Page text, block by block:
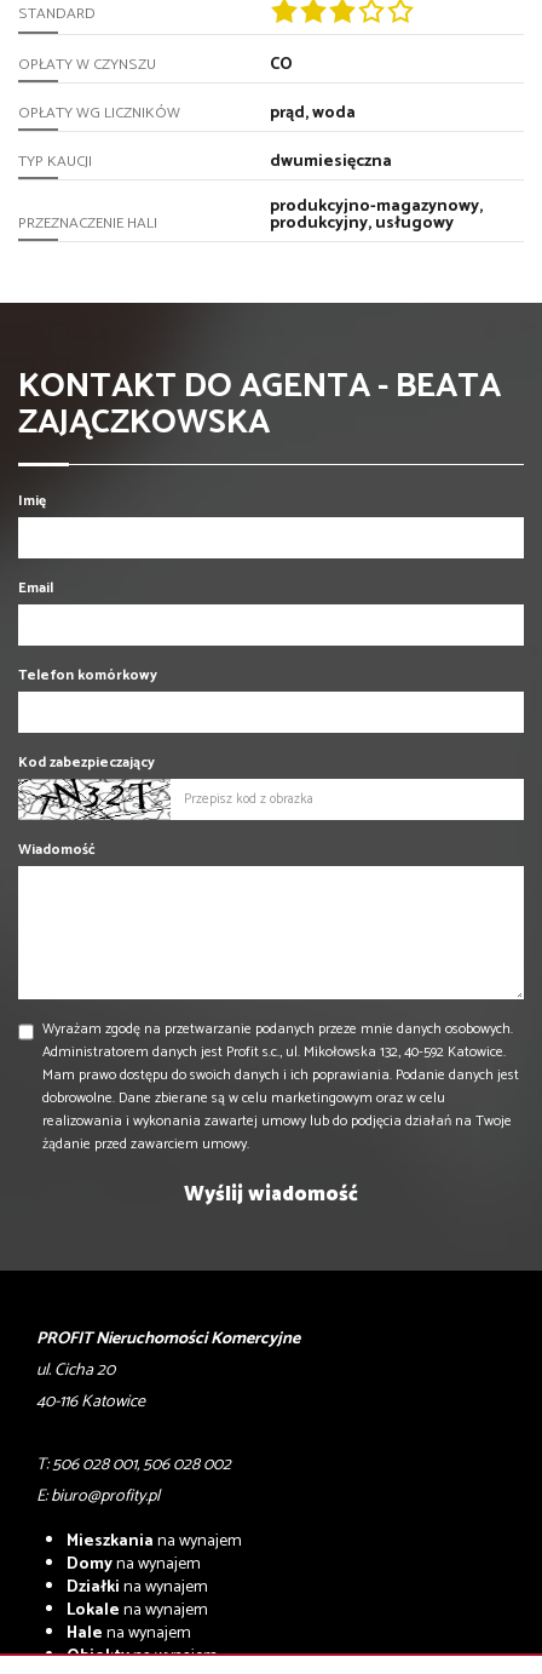
STANDARD
OPŁATY W CZYNSZU CO
OPŁATY WG LICZNIKÓW prąd, woda
TYP KAUCJI dwumiesięczna
PRZEZNACZENIE HALI
produkcyjno-magazynowy,
produkcyjny, usługowy
KONTAKT DO AGENTA - BEATA
ZAJĄCZKOWSKA
Imię
Email
Telefon komórkowy
Kod zabezpieczający
Wiadomość
Wyrażam zgodę na przetwarzanie podanych przeze mnie danych osobowych.
Administratorem danych jest Profit s.c., ul. Mikołowska 132, 40-592 Katowice.
Mam prawo dostępu do swoich danych i ich poprawiania. Podanie danych jest
dobrowolne. Dane zbierane są w celu marketingowym oraz w celu
realizowania i wykonania zawartej umowy lub do podjęcia działań na Twoje
żądanie przed zawarciem umowy.
PROFIT Nieruchomości Komercyjne
ul. Cicha 20
40-116 Katowice
T: 506 028 001, 506 028 002
E:biuro@profity.pl
Mieszkaniana wynajem
Domyna wynajem
Działkina wynajem
Lokalena wynajem
Halena wynajem
Obiektyna wynajem